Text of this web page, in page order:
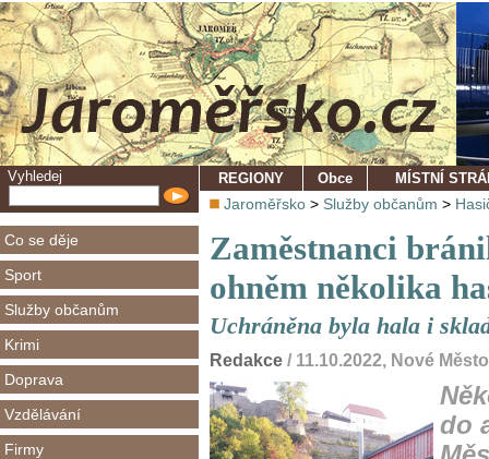
Vyhledej
Co se děje
Sport
Služby občanům
Krimi
Doprava
Vzdělávání
Firmy
REGIONY Obce MÍSTNÍ
Jaroměřsko > Služby občanům >
Zaměstnanci
ohněm několika
Uchráněna byla hala i
Redakce / 11.10.2022, Nové
do